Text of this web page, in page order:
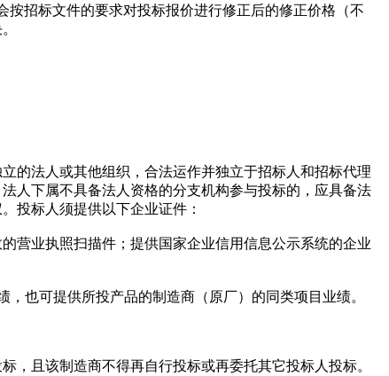
招标文件的要求对投标报价进行修正后的修正价格（不
的法人或其他组织，合法运作并独立于招标人和招标代理
人下属不具备法人资格的分支机构参与投标的，应具备法
投标人须提供以下企业证件：
营业执照扫描件；提供国家企业信用信息公示系统的企业
也可提供所投产品的制造商（原厂）的同类项目业绩。
且该制造商不得再自行投标或再委托其它投标人投标。
联系方式